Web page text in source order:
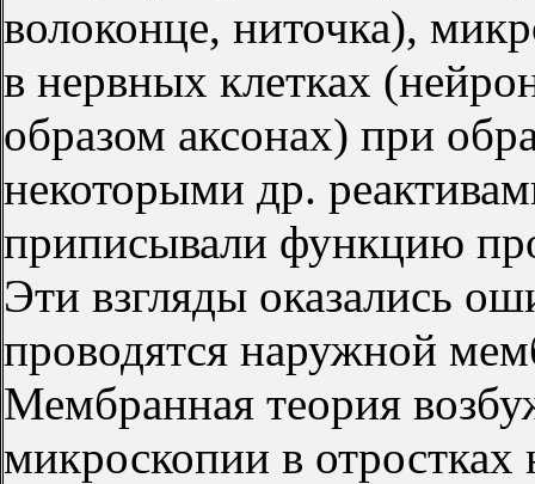
волоконце, ниточка),
в нервных клетках
образом аксонах) при
некоторыми др.
приписывали функцию
Эти взгляды оказались
проводятся наружной
Мембранная теория
микроскопии в